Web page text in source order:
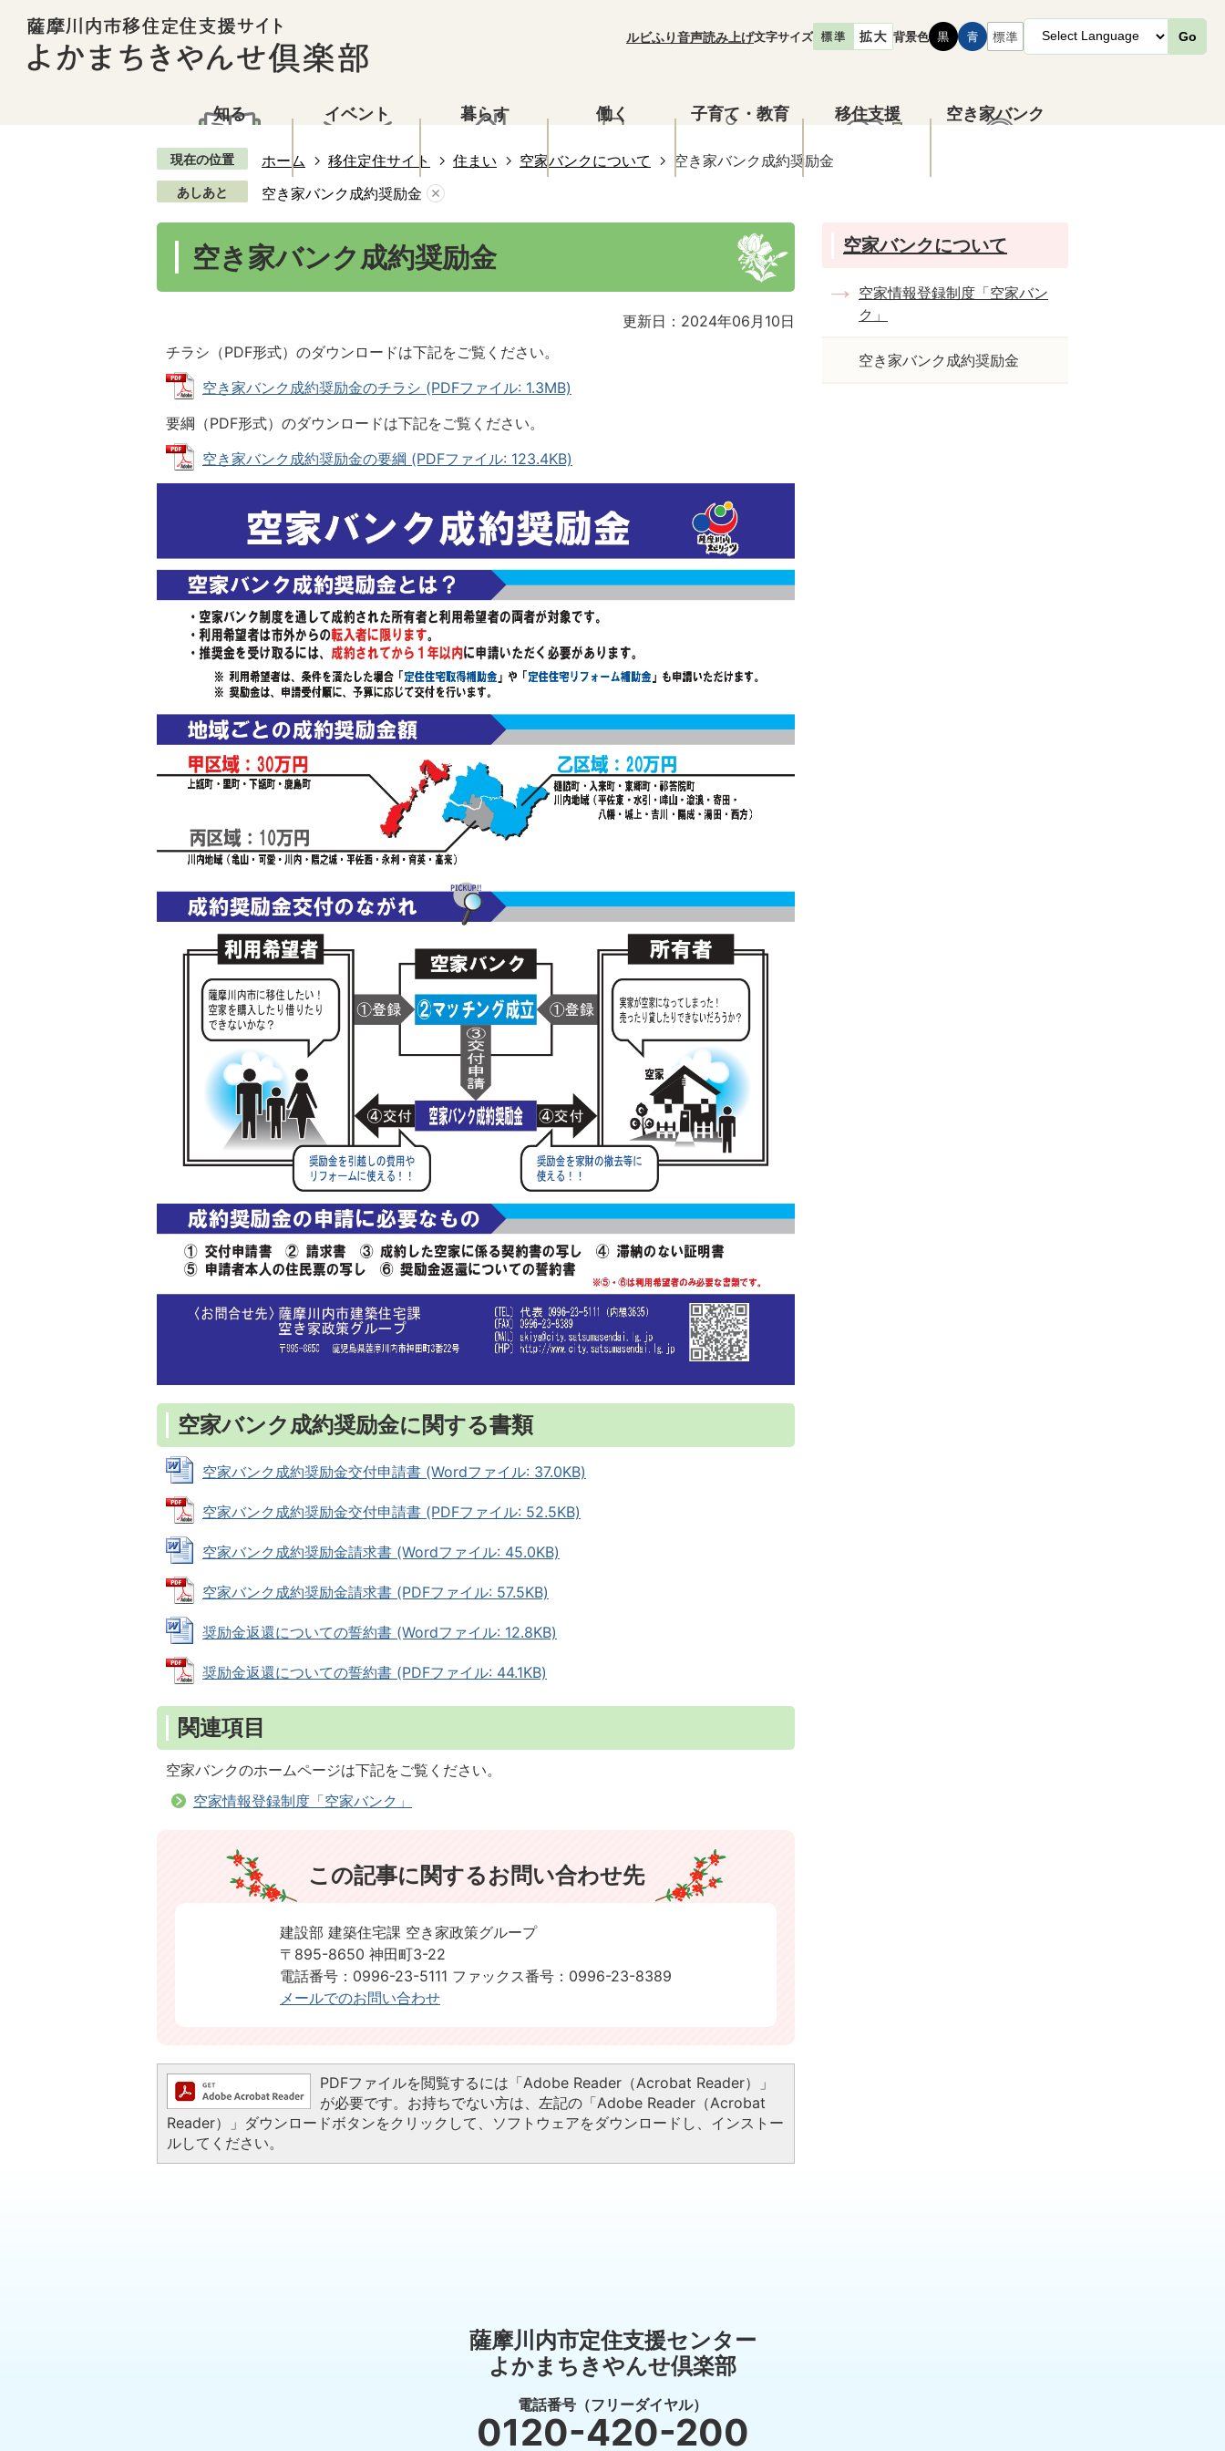
ルビふり音声読み上げ文字サイズ 背景色 Go
知る イベント 暮らす 働く 子育て・教育 移住支援 空き家バンク
現在の位置 ホーム 移住定住サイト 住まい 空家バンクについて 空き家バンク成約奨励金
あしあと 空き家バンク成約奨励金
空き家バンク成約奨励金
更新日：2024年06月10日
チラシ（PDF形式）のダウンロードは下記をご覧ください。
空き家バンク成約奨励金のチラシ (PDFファイル: 1.3MB)
要綱（PDF形式）のダウンロードは下記をご覧ください。
空き家バンク成約奨励金の要綱 (PDFファイル: 123.4KB)
空家バンク成約奨励金に関する書類
空家バンク成約奨励金交付申請書 (Wordファイル: 37.0KB)
空家バンク成約奨励金交付申請書 (PDFファイル: 52.5KB)
空家バンク成約奨励金請求書 (Wordファイル: 45.0KB)
空家バンク成約奨励金請求書 (PDFファイル: 57.5KB)
奨励金返還についての誓約書 (Wordファイル: 12.8KB)
奨励金返還についての誓約書 (PDFファイル: 44.1KB)
関連項目
空家バンクのホームページは下記をご覧ください。
空家情報登録制度「空家バンク」
この記事に関するお問い合わせ先
建設部 建築住宅課 空き家政策グループ
〒895-8650 神田町3-22
電話番号：0996-23-5111 ファックス番号：0996-23-8389​​​​​​​
メールでのお問い合わせ
PDFファイルを閲覧するには「Adobe Reader（Acrobat Reader）」
が必要です。お持ちでない方は、左記の「Adobe Reader（Acrobat
Reader）」ダウンロードボタンをクリックして、ソフトウェアをダウンロードし、インストー
ルしてください。
空家バンクについて
空家情報登録制度「空家バン
ク」
空き家バンク成約奨励金
薩摩川内市定住支援センター
よかまちきやんせ倶楽部
電話番号（フリーダイヤル）
0120-420-200